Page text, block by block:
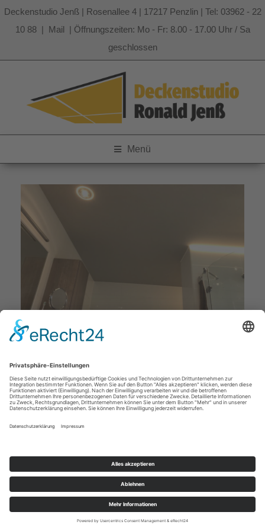
Deckenstudio Jenß | Rosenallee 4 | 17217 Penzlin | Tel: 03962 - 22
10 88 | Mail | Öffnungszeiten: Mo - Fr: 8.00 - 17.00 Uhr / Sa
geschlossen
Menü
Tel: 03962 - 22 10 88 |Mail|Newsletter
|Datenschutz|Widerruf | |
Cookie-Einstellungen